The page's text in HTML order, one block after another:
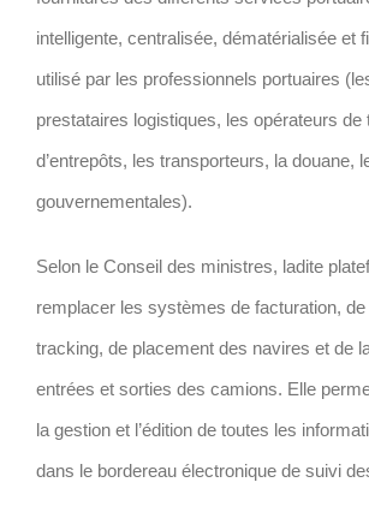
intelligente, centralisée, dématérialisée et
utilisé par les professionnels portuaires
prestataires logistiques, les opérateurs de
d’entrepôts, les transporteurs, la douane,
gouvernementales).
Selon le Conseil des ministres, ladite
remplacer les systèmes de facturation,
tracking, de placement des navires et de
entrées et sorties des camions. Elle
la gestion et l’édition de toutes les
dans le bordereau électronique de suivi